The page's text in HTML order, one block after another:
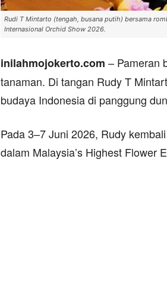
Rudi T Mintarto (tengah, busana putih) bersama
Internasional Orchid Show 2026.
inilahmojokerto.com – Pameran
tanaman. Di tangan Rudy T
budaya Indonesia di panggung
Pada 3–7 Juni 2026, Rudy
dalam Malaysia’s Highest Flower